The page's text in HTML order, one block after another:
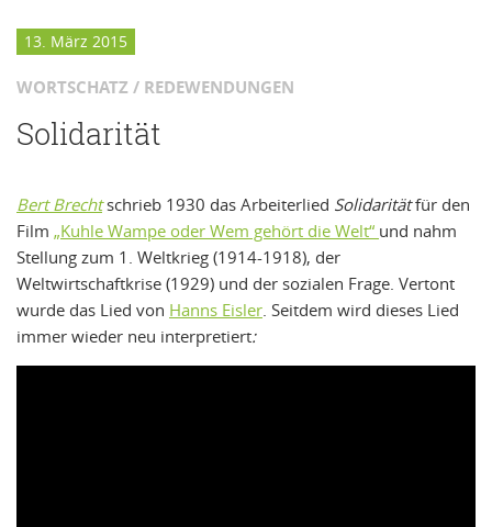
13. März 2015
WORTSCHATZ / REDEWENDUNGEN
Solidarität
Bert Brechtschrieb 1930 das Arbeiterlied Solidaritätfür den
Film „Kuhle Wampe oder Wem gehört die Welt“ und nahm
Stellung zum 1. Weltkrieg (1914-1918), der
Weltwirtschaftkrise (1929) und der sozialen Frage. Vertont
wurde das Lied von Hanns Eisler . Seitdem wird dieses Lied
immer wieder neu interpretiert: